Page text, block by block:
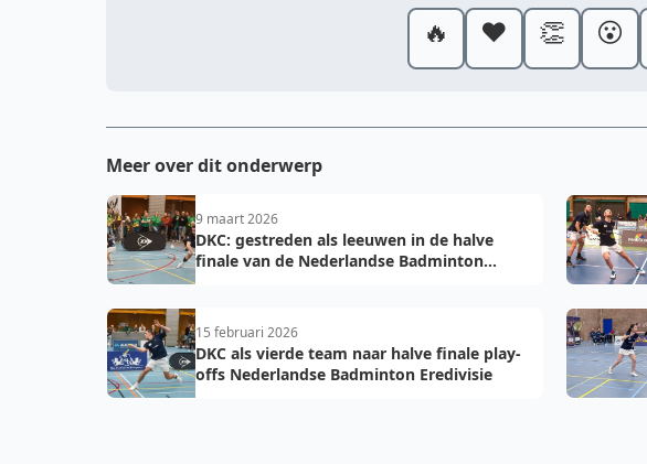
🔥 ❤️ 👏 😮
Meer over dit onderwerp
9 maart 2026
DKC: gestreden als leeuwen in de halve
finale van de Nederlandse Badminton
15 februari 2026
DKC als vierde team naar halve finale play-
offs Nederlandse Badminton Eredivisie